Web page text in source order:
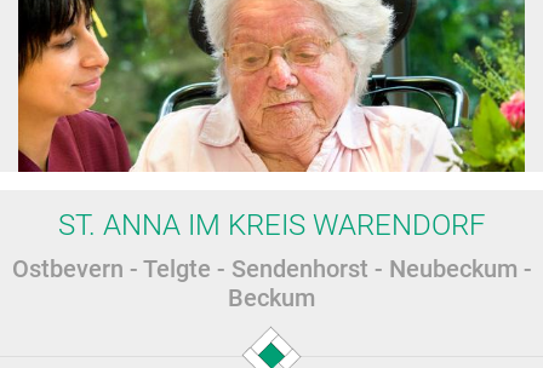
ST. ANNA IM KREIS WARENDORF
Ostbevern - Telgte - Sendenhorst - Neubeckum -
Beckum